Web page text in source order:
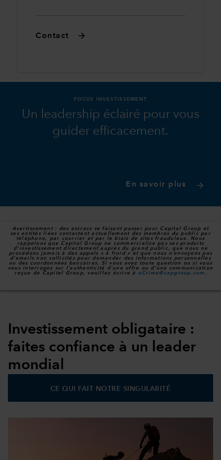
Contact
FOCUS INVESTISSEMENT
Un leadership éclairé pour vous
guider efficacement.
En savoir plus
Avertissement : des escrocs se faisant passer pour Capital Group et
ses entités liées contactent actuellement des membres du public par
téléphone, par courrier et par le biais de sites frauduleux. Nous
rappelons que Capital Group ne commercialise pas ses produits
d’investissement directement auprès du grand public, que nous ne
procédons jamais à des appels « à froid » et que nous n’envoyons pas
d’emails non sollicités pour demander des informations personnelles
ou des coordonnées bancaires. Si vous avez toute question ou si vous
vous interrogez sur l’authenticité d’une offre ou d’une communication
reçue de Capital Group, veuillez écrire à
eCrime@capgroup.com .
Investissement obligataire :
faites confiance à un leader
mondial
CE QUI FAIT NOTRE SINGULARITÉ